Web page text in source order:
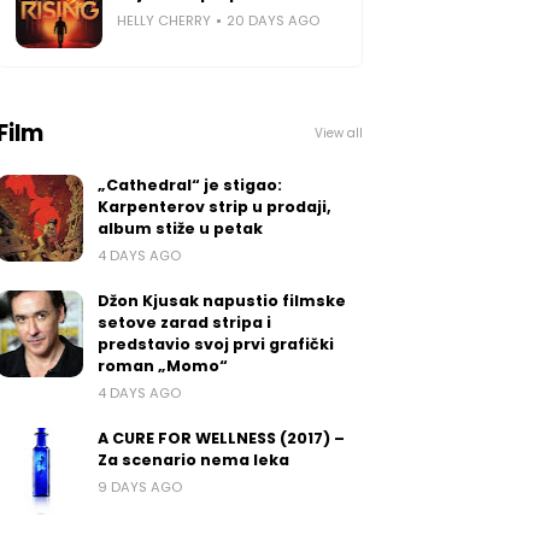
HELLY CHERRY 20 DAYS AGO
View all
„Cathedral“ je stigao:
Karpenterov strip u prodaji,
album stiže u petak
4 DAYS AGO
Džon Kjusak napustio filmske
setove zarad stripa i
predstavio svoj prvi grafički
roman „Momo“
4 DAYS AGO
A CURE FOR WELLNESS (2017) –
Za scenario nema leka
9 DAYS AGO